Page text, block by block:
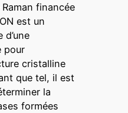
financée
est un
pour
cristalline
que tel, il est
la
formées